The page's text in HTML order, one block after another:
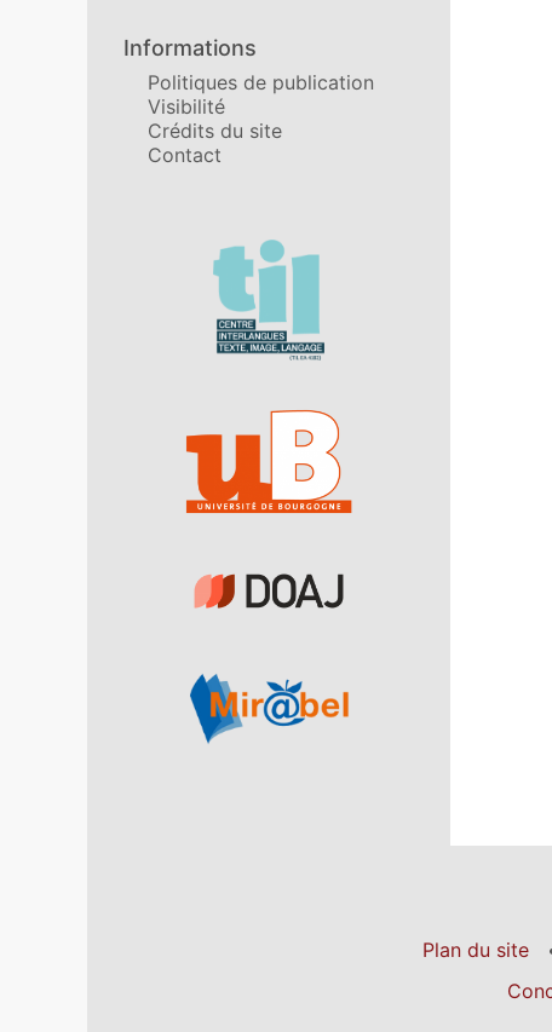
Informations
Politiques de publication
Visibilité
Crédits du site
Contact
Affiliations/partenaires
Plan du site